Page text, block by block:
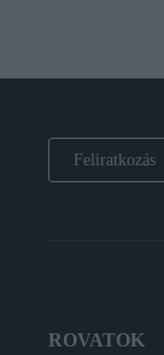
Feliratkozás
ROVATOK